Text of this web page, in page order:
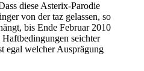
diese Asterix-Parodie
von der taz gelassen, so
bis Ende Februar 2010
seichter
egal welcher Ausprägung